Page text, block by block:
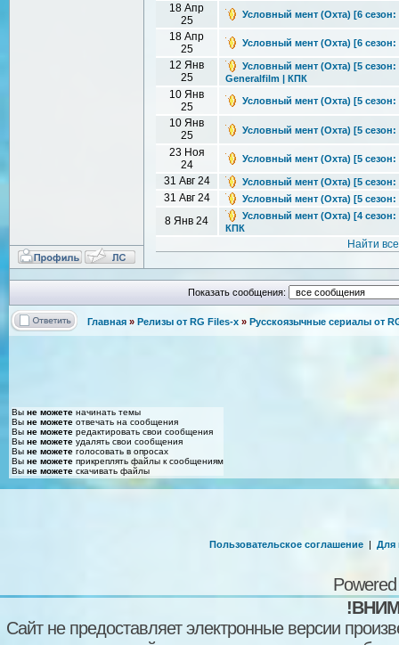
18 Апр
25
Условный мент (Охта) [6 сезон:
18 Апр
25
Условный мент (Охта) [6 сезон:
12 Янв
25
Условный мент (Охта) [5 сезон:
Generalfilm | КПК
10 Янв
25
Условный мент (Охта) [5 сезон:
10 Янв
25
Условный мент (Охта) [5 сезон:
23 Ноя
24
Условный мент (Охта) [5 сезон:
31 Авг 24 Условный мент (Охта) [5 сезон:
31 Авг 24 Условный мент (Охта) [5 сезон:
8 Янв 24
Условный мент (Охта) [4 сезон:
КПК
Найти
Показать сообщения:
Главная » Релизы от RG Files-x » Русскоязычные сериалы от
Вы не можете начинать темы
Вы не можете отвечать на сообщения
Вы не можете редактировать свои сообщения
Вы не можете удалять свои сообщения
Вы не можете голосовать в опросах
Вы не можете прикреплять файлы к сообщениям
Вы не можете скачивать файлы
Пользовательское соглашение | Для
Сайт не предоставляет электронные версии